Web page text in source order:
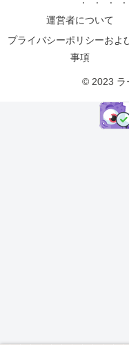
運営者について
プライバシーポリシーおよ
事項
© 2023 ラ